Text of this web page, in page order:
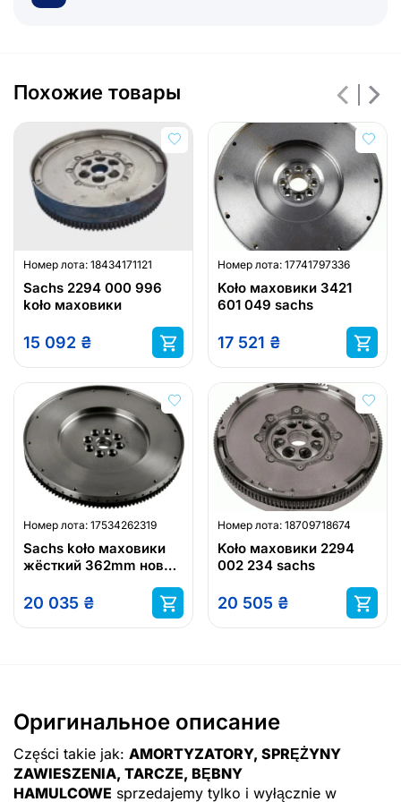
Похожие товары
Номер лота: 18434171121
Sachs 2294 000 996
koło маховики
15 092 ₴
Номер лота: 17741797336
Koło маховики 3421
601 049 sachs
17 521 ₴
Номер лота: 17534262319
Sachs koło маховики
жёсткий 362mm новый
3
20 035 ₴
Номер лота: 18709718674
Koło маховики 2294
002 234 sachs
20 505 ₴
Оригинальное описание
Części takie jak: AMORTYZATORY, SPRĘŻYNY
ZAWIESZENIA, TARCZE, BĘBNY
HAMULCOWE sprzedajemy tylko i wyłącznie w